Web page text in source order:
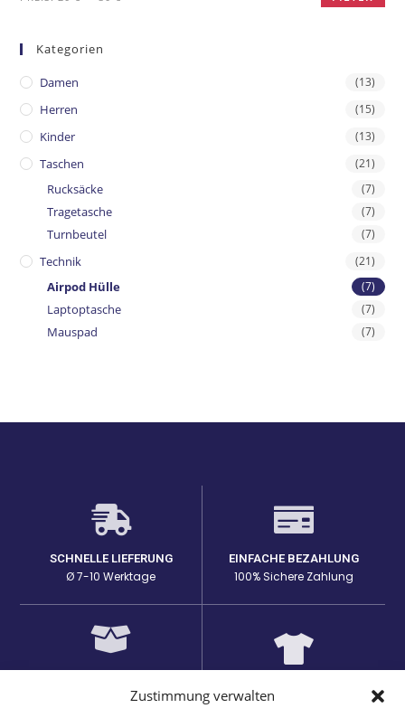
Zustimmung verwalten
Kategorien
Damen (13)
Herren (15)
Kinder (13)
Taschen (21)
Rucksäcke (7)
Tragetasche (7)
Turnbeutel (7)
Technik (21)
Airpod Hülle (7)
Laptoptasche (7)
Mauspad (7)
SCHNELLE LIEFERUNG
Ø 7-10 Werktage
EINFACHE BEZAHLUNG
100% Sichere Zahlung
Lange Haltbarkeit bei den
EINZIGARTIGE DESIGNS
auf passenden Produkten